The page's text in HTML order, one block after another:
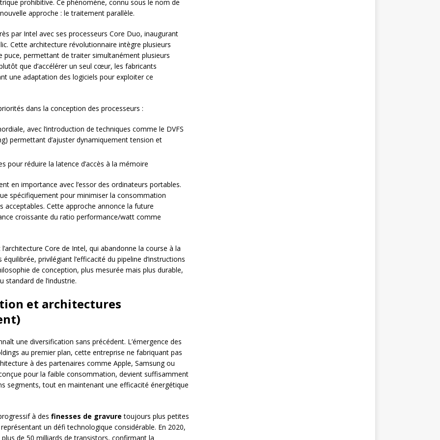
prohibitive. Ce phénomène, connu sous le nom de
approche : le traitement parallèle.
par Intel avec ses processeurs Core Duo, inaugurant
Cette architecture révolutionnaire intègre plusieurs
puce, permettant de traiter simultanément plusieurs
que d’accélérer un seul cœur, les fabricants
une adaptation des logiciels pour exploiter ce
dans la conception des processeurs :
avec l’introduction de techniques comme le DVFS
permettant d’ajuster dynamiquement tension et
pour réduire la latence d’accès à la mémoire
en importance avec l’essor des ordinateurs portables.
spécifiquement pour minimiser la consommation
Cette approche annonce la future
croissante du ratio performance/watt comme
Core de Intel, qui abandonne la course à la
privilégiant l’efficacité du pipeline d’instructions
de conception, plus mesurée mais plus durable,
standard de l’industrie.
et architectures
une diversification sans précédent. L’émergence des
au premier plan, cette entreprise ne fabriquant pas
à des partenaires comme Apple, Samsung ou
pour la faible consommation, devient suffisamment
segments, tout en maintenant une efficacité énergétique
à des finesses de gravure toujours plus petites
un défi technologique considérable. En 2020,
de 50 milliards de transistors, confirmant la